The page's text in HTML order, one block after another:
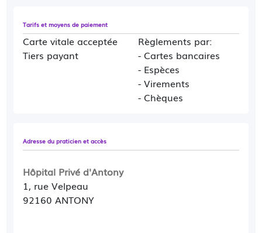
Tarifs et moyens de paiement
Carte vitale acceptée
Tiers payant
Règlements par:
- Cartes bancaires
- Espèces
- Virements
- Chèques
Adresse du praticien et accès
Hôpital Privé d'Antony
1, rue Velpeau
92160 ANTONY